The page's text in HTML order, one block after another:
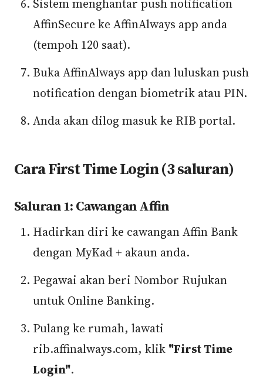
Sistem menghantar push notification
AffinSecure ke AffinAlways app anda
(tempoh 120 saat).
Buka AffinAlways app dan luluskan push
notification dengan biometrik atau PIN.
Anda akan dilog masuk ke RIB portal.
Cara First Time Login (3 saluran)
Saluran 1: Cawangan Affin
Hadirkan diri ke cawangan Affin Bank
dengan MyKad + akaun anda.
Pegawai akan beri Nombor Rujukan
untuk Online Banking.
Pulang ke rumah, lawati
rib.affinalways.com, klik "First Time
Login".